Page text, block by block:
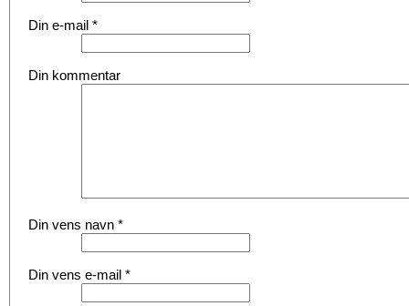
Din e-mail *
Din kommentar
Din vens navn *
Din vens e-mail *